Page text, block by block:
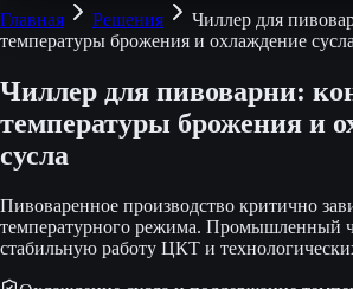
Главная Решения
Чиллер для
температуры брожения и охлаждение
Чиллер для пивоварни:
температуры брожения и
сусла
Пивоваренное производство критично
температурного режима. Промышленный
стабильную работу ЦКТ и